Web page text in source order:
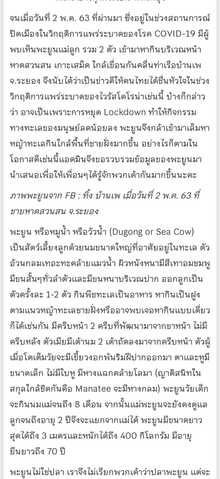
จนเมื่อวันที่ 2 พ.ค. 63 ที่ผ่านมา ซึ่งอยู่ในช่วงสถานการณ์
ปิดเมืองในวิกฤติการแพร่ระบาดของโรค COVID-19 มีผู้
พบเห็นพะยูนแม่ลูก รวม 2 ตัว เข้ามาหากินบริเวณหน้า
หาดสวนสน เกาะเสม็ด ใกล้เขื่อนกันคลื่นท่าเรือบ้านเพ
จ.ระยอง จึงนับได้ว่าเป็นข่าวดีให้คนไทยได้ชื่นหัวใจในช่วง
วิกฤติการแพร่ระบาดของไวรัสโคโรน่าเช่นนี้ บ้างก็กล่าว
ว่า อาจเป็นเพราะการหยุด Lockdown ทำให้กิจกรรม
ทางทะเลของมนุษย์ลดน้อยลง พะยูนจึงกล้าเข้ามาเล็มหา
หญ้าทะเลกินใกล้พื้นที่ชายฝั่งมากขึ้น อย่างไรก็ตามใน
โอกาสดีเช่นนี้แอดมินจึงขอรวบรวมข้อมูลของพะยูนมา
นำเสนอเพื่อให้เพื่อนๆได้รู้จักพวกเค้ากันมากขึ้นนะคะ
ภาพพะยูนจาก FB : ทิ้ง บ้านเพ เมื่อวันที่ 2 พ.ค. 63 ที่
ชายหาดสวนสน จ.ระยอง
พะยูน หรือหมูน้ำ หรือวัวน้ำ (Dugong or Sea Cow)
เป็นสัตว์เลี้ยงลูกด้วยนมขนาดใหญ่ที่อาศัยอยู่ในทะเล ตัว
อ้วนกลมเทอะทะคล้ายแมวน้ำ ผิวหนังหนามีสีเทาอมชมพู
มีขนสั้นๆทั่วลำตัวและมีขนหนาบริเวณปาก ออกลูกเป็น
ตัวครั้งละ 1-2 ตัว กินพืชทะเลเป็นอาหาร หากินเป็นฝูง
ตามแนวหญ้าทะเลชายฝั่งหรืออาจพบเจอหากินแบบเดี่ยว
ก็ได้เช่นกัน มีครีบหน้า 2 ครีบที่พัฒนามาจากขาหน้า ไม่มี
ครีบหลัง ตัวเมียมีเต้านม 2 เต้าถัดลงมาจากครีบหน้า ตัวผู้
เมื่อโตเต็มวัยจะมีเขี้ยวงอกพ้นริมฝีปากออกมา ตาและหูมี
ขนาดเล็ก ไม่มีใบหู มีหางแฉกคล้ายโลมา (ญาติสนิทใน
สกุลใกล้ชิดกันคือ Manatee จะมีหางกลม) พะยูนวัยเด็ก
จะกินนมแม่จนถึง 8 เดือน จากนั้นแม่พะยูนจะยังคงดูแล
ลูกจนถึงอายุ 2 ปีจึงจะแยกจากแม่ได้ พะยูนมีขนาดยาว
สุดได้ถึง 3 เมตรและหนักได้ถึง 400 กิโลกรัม มีอายุ
ยืนยาวถึง 70 ปี
พะยูนไม่ใช่ปลา เราจึงไม่เรียกพวกเค้าว่าปลาพะยูน แต่จะ